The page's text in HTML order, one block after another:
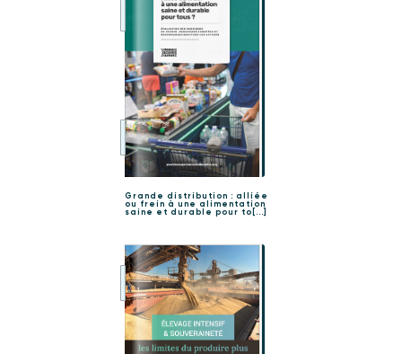
Grande distribution : alliée
ou frein à une alimentation
saine et durable pour to[...]